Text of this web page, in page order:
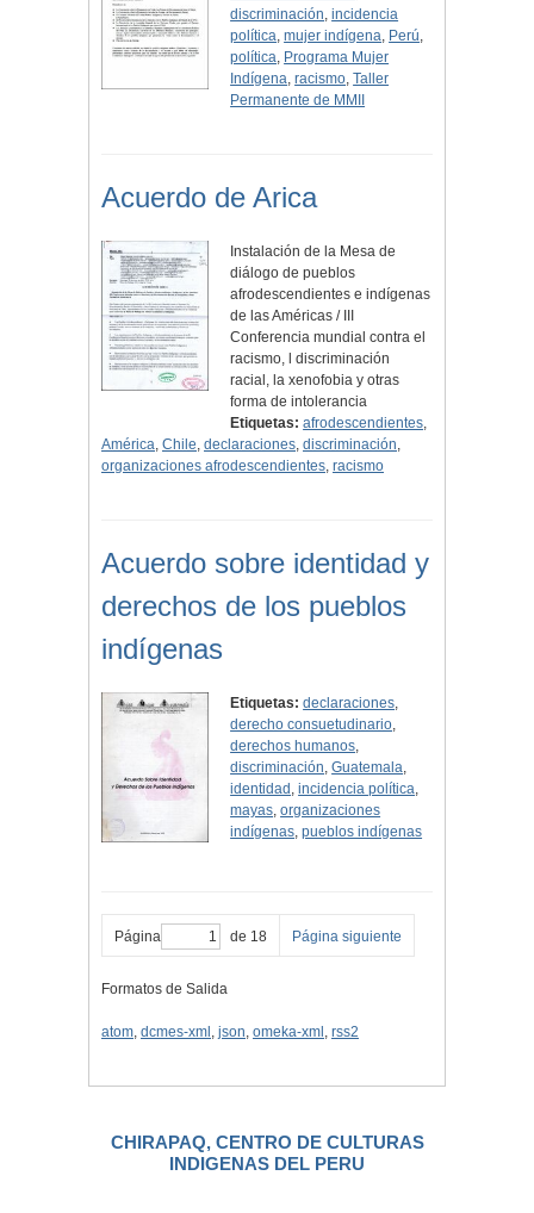
discriminación,incidencia
política,mujer indígena, Perú,
política, Programa Mujer
Indígena,racismo,Taller
Permanente de MMII
Acuerdo de Arica
Instalación de la Mesa de
diálogo de pueblos
afrodescendientes e indígenas
de las Américas / III
Conferencia mundial contra el
racismo, l discriminación
racial, la xenofobia y otras
forma de intolerancia
Etiquetas: afrodescendientes,
América, Chile, declaraciones, discriminación,
organizaciones afrodescendientes, racismo
Acuerdo sobre identidad y
derechos de los pueblos
indígenas
Etiquetas: declaraciones,
derecho consuetudinario,
derechos humanos,
discriminación,Guatemala,
identidad ,incidencia política,
mayas,organizaciones
indígenas,pueblos indígenas
Página de 18 Página siguiente
Formatos de Salida
atom, dcmes-xml , json, omeka-xml , rss2
CHIRAPAQ, CENTRO DE CULTURAS
INDIGENAS DEL PERU